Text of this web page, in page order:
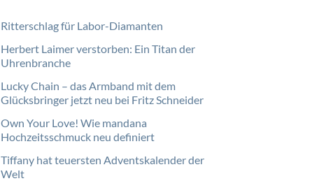
Ritterschlag für Labor-Diamanten
Herbert Laimer verstorben: Ein Titan der
Uhrenbranche
Lucky Chain – das Armband mit dem
Glücksbringer jetzt neu bei Fritz Schneider
Own Your Love! Wie mandana
Hochzeitsschmuck neu definiert
Tiffany hat teuersten Adventskalender der
Welt